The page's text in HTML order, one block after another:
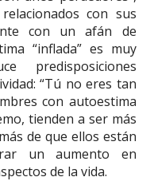
con sus
con un afán de
“inflada” es muy
predisposiciones
“Tú no eres tan
con autoestima
tienden a ser más
de que ellos están
un aumento en
de la vida.